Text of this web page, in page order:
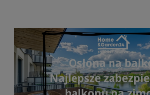
to doskonały sposób na
która powinna być strefą relaksu i